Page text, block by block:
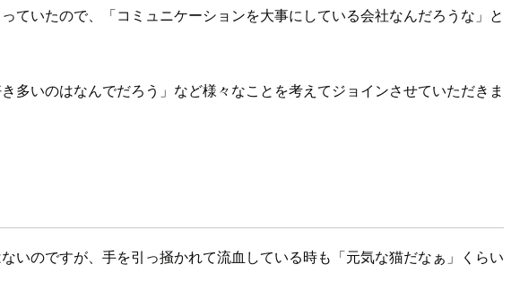
いたので、「コミュニケーションを大事にしている会社なんだろうな」と
いのはなんでだろう」など様々なことを考えてジョインさせていただきま
いのですが、手を引っ掻かれて流血している時も「元気な猫だなぁ」くらい